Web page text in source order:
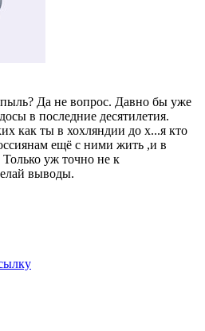
пыль? Да не вопрос. Давно бы уже
в последние десятилетия.
как ты в хохляндии до х...я кто
ещё с ними жить ,и в
Только уж точно не к
выводы.